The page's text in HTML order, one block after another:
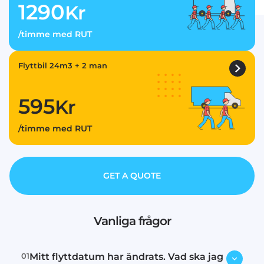
1290Kr
/timme med RUT
Flyttbil 24m3 + 2 man
595Kr
/timme med RUT
GET A QUOTE
Vanliga frågor
01Mitt flyttdatum har ändrats. Vad ska jag